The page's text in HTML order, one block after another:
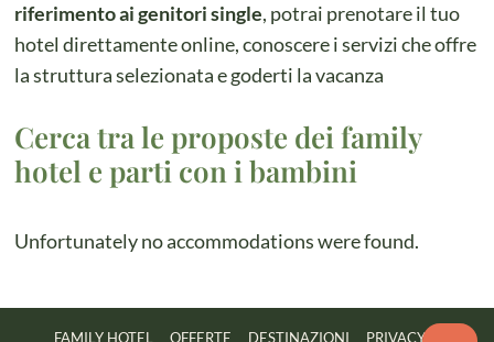
riferimento ai genitori single, potrai prenotare il tuo
hotel direttamente online, conoscere i servizi che offre
la struttura selezionata e goderti la vacanza
Cerca tra le proposte dei family
hotel e parti con i bambini
Unfortunately no accommodations were found.
FAMILY HOTEL OFFERTE DESTINAZIONI PRIVACY